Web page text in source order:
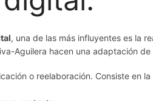
, una de las más influyentes es la
Aguilera hacen una adaptación de
o reelaboración. Consiste en